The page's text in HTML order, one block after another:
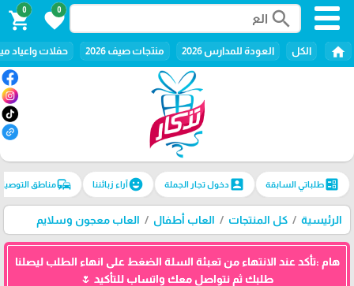
search
0
favorite
0
shopping_cart
home الكل العودة للمدارس 2026 منتجات صيف 2026 حفلات واعياد
ballotطلباتي السابقة account_boxدخول تجار الجملة emoji_emotionsآراء زبائننا commuteمناطق
الرئيسية كل المنتجات العاب أطفال العاب معجون وسلايم
هام :تأكد عند الانتهاء من تعبئة السلة الضغط على انهاء الطلب ليصلنا
طلبك ثم نتواصل معك واتساب للتأكيد 🌷